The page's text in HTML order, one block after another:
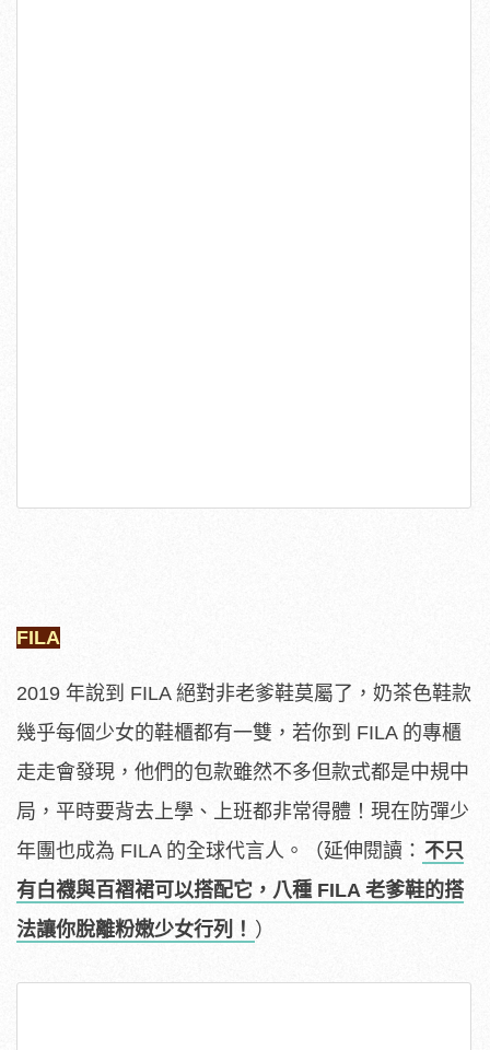
FILA
2019 年說到 FILA 絕對非老爹鞋莫屬了，奶茶色鞋款
幾乎每個少女的鞋櫃都有一雙，若你到 FILA 的專櫃
走走會發現，他們的包款雖然不多但款式都是中規中
局，平時要背去上學、上班都非常得體！現在防彈少
年團也成為 FILA 的全球代言人。（延伸閱讀： 不只
有白襪與百褶裙可以搭配它，八種 FILA 老爹鞋的搭
法讓你脫離粉嫩少女行列！ ）